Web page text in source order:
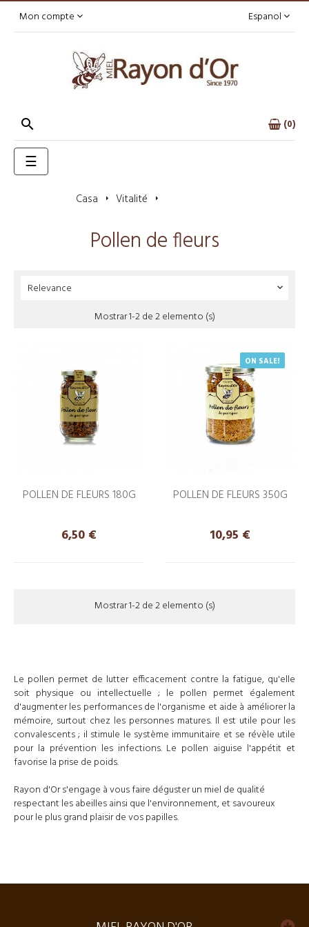
Espanol
Mon compte
 0
Toggle
navigation
☰
Casa Vitalité
Pollen de fleurs
Relevance 
Mostrar 1-2 de 2 elemento (s)
POLLEN DE FLEURS 180G
Precio
6,50 €
ON SALE!
POLLEN DE FLEURS 350G
Precio
10,95 €
Mostrar 1-2 de 2 elemento (s)
Le pollen permet de lutter efficacement contre la fatigue, qu'elle
soit physique ou intellectuelle ; le pollen permet également
d'augmenter les performances de l'organisme et aide à améliorer la
mémoire, surtout chez les personnes matures. Il est utile pour les
convalescents ; il stimule le système immunitaire et se révèle utile
pour la prévention les infections. Le pollen aiguise l'appétit et
favorise la prise de poids.
Rayon d'Or s'engage à vous faire déguster un miel de qualité
respectant les abeilles ainsi que l'environnement, et savoureux
pour le plus grand plaisir de vos papilles.